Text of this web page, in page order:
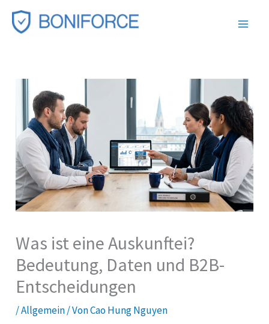
Zum
Inhalt
Was ist eine Auskunftei?
Bedeutung, Daten und B2B-
Entscheidungen
/Allgemein/ VonCao Hung Nguyen